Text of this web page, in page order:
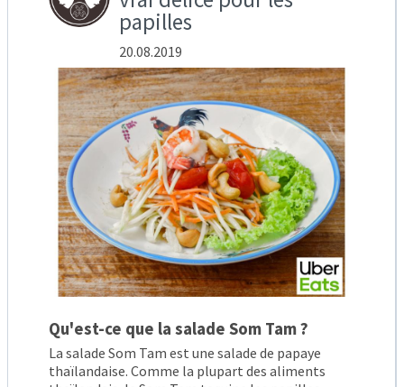
papilles
20.08.2019
Qu'est-ce que la salade Som Tam ?
La salade Som Tam est une salade de papaye
thaïlandaise. Comme la plupart des aliments